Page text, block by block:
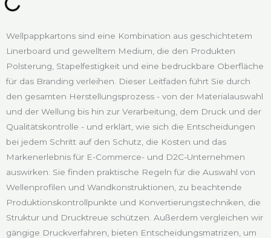
Wellpappkartons sind eine Kombination aus geschichtetem
Linerboard und gewelltem Medium, die den Produkten
Polsterung, Stapelfestigkeit und eine bedruckbare Oberfläche
für das Branding verleihen. Dieser Leitfaden führt Sie durch
den gesamten Herstellungsprozess - von der Materialauswahl
und der Wellung bis hin zur Verarbeitung, dem Druck und der
Qualitätskontrolle - und erklärt, wie sich die Entscheidungen
bei jedem Schritt auf den Schutz, die Kosten und das
Markenerlebnis für E-Commerce- und D2C-Unternehmen
auswirken. Sie finden praktische Regeln für die Auswahl von
Wellenprofilen und Wandkonstruktionen, zu beachtende
Produktionskontrollpunkte und Konvertierungstechniken, die
Struktur und Drucktreue schützen. Außerdem vergleichen wir
gängige Druckverfahren, bieten Entscheidungsmatrizen, um